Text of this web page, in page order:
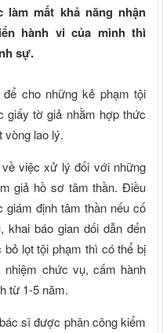
làm mất khả năng nhận
hành vi của mình thì
sự.
cho những kẻ phạm tội
giấy tờ giả nhằm hợp thức
vòng lao lý.
việc xử lý đối với những
giả hồ sơ tâm thần. Điều
giám định tâm thần nếu cố
khai báo gian dối dẫn đến
lọt tội phạm thì có thể bị
chức vụ, cấm hành
từ 1-5 năm.
sĩ được phân công kiểm